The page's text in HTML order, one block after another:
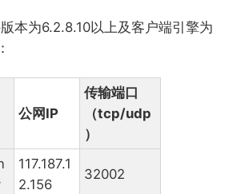
本为6.2.8.10以上及客户端引擎为
公网IP
传输端口
（tcp/udp
）
117.187.1
2.156
32002